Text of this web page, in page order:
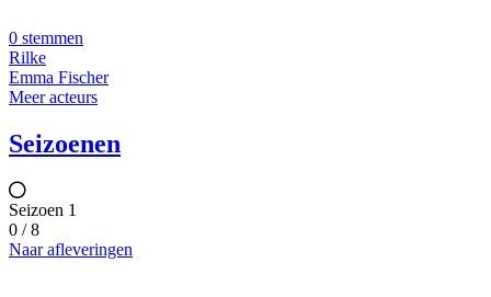
0 stemmen
Rilke
Emma Fischer
Meer acteurs
Seizoenen
Seizoen 1
0 / 8
Naar afleveringen